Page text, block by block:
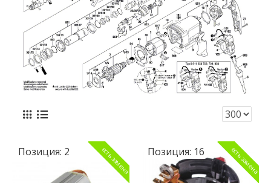
Позиция: 2 есть замена Позиция: 16 есть замена